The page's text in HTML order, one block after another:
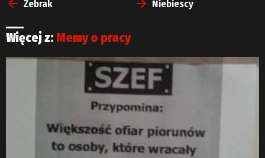
Żebrak Niebiescy
Więcej z: Memy o pracy